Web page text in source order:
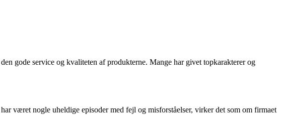
gode service og kvaliteten af produkterne. Mange har givet topkarakterer og
været nogle uheldige episoder med fejl og misforståelser, virker det som om firmaet